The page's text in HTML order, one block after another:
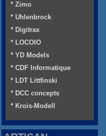
* Zimo
* Uhlenbrock
* Digitrax
* LOCOIO
* YD Models
* CDF Informatique
* LDT Littfinski
* DCC concepts
* Krois-Modell